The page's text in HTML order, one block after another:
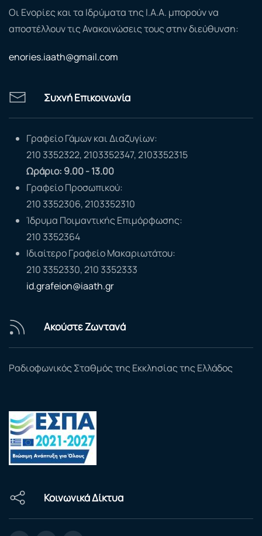
Οι Ενορίες και τα Ιδρύματα της Ι.Α.Α. μπορούν να
αποστέλλουν τις Ανακοινώσεις τους στην διεύθυνση:
enories.iaath@gmail.com
Συχνή Επικοινωνία
Γραφείο Γάμων και Διαζυγίων:
210 3352322, 2103352347, 2103352315
Ωράριο: 9.00 - 13.00
Γραφείο Προσωπικού:
210 3352306, 2103352310
Ίδρυμα Ποιμαντικής Επιμόρφωσης:
210 3352364
Ιδιαίτερο Γραφείο Μακαριωτάτου:
210 3352330, 210 3352333
id.grafeion@iaath.gr
Ακούστε Ζωντανά
Ραδιοφωνικός Σταθμός της Εκκλησίας της Ελλάδος
Κοινωνικά Δίκτυα